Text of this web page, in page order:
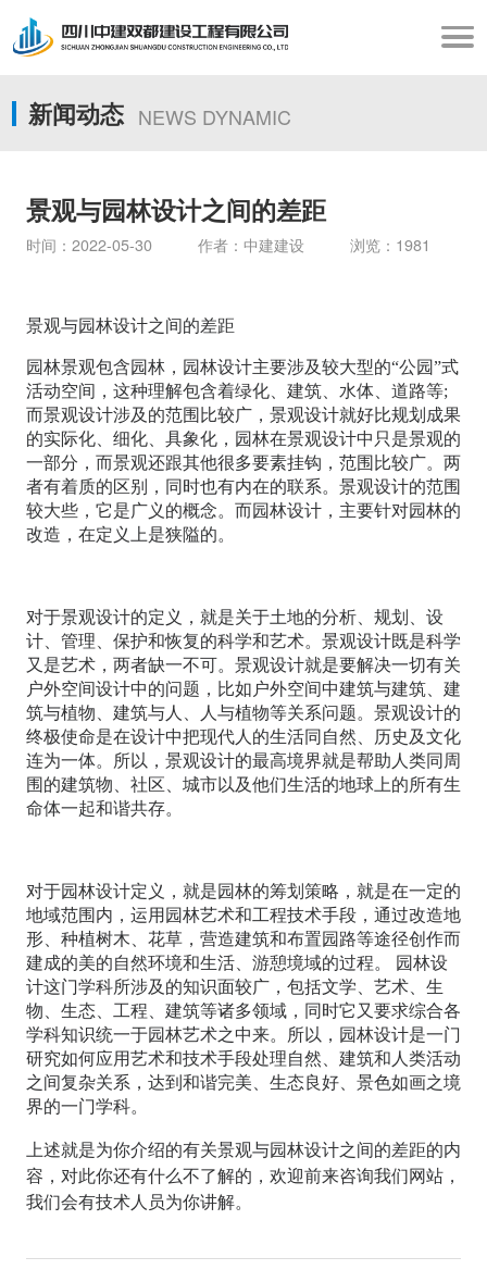
新闻动态 NEWS DYNAMIC
景观与园林设计之间的差距
时间：2022-05-30 作者：中建建设 浏览：1981
景观与园林设计之间的差距
园林景观包含园林，园林设计主要涉及较大型的“公园”式
活动空间，这种理解包含着绿化、建筑、水体、道路等;
而景观设计涉及的范围比较广，景观设计就好比规划成果
的实际化、细化、具象化，园林在景观设计中只是景观的
一部分，而景观还跟其他很多要素挂钩，范围比较广。两
者有着质的区别，同时也有内在的联系。景观设计的范围
较大些，它是广义的概念。而园林设计，主要针对园林的
改造，在定义上是狭隘的。
对于景观设计的定义，就是关于土地的分析、规划、设
计、管理、保护和恢复的科学和艺术。景观设计既是科学
又是艺术，两者缺一不可。景观设计就是要解决一切有关
户外空间设计中的问题，比如户外空间中建筑与建筑、建
筑与植物、建筑与人、人与植物等关系问题。景观设计的
终极使命是在设计中把现代人的生活同自然、历史及文化
连为一体。所以，景观设计的最高境界就是帮助人类同周
围的建筑物、社区、城市以及他们生活的地球上的所有生
命体一起和谐共存。
对于园林设计定义，就是园林的筹划策略，就是在一定的
地域范围内，运用园林艺术和工程技术手段，通过改造地
形、种植树木、花草，营造建筑和布置园路等途径创作而
建成的美的自然环境和生活、游憩境域的过程。 园林设
计这门学科所涉及的知识面较广，包括文学、艺术、生
物、生态、工程、建筑等诸多领域，同时它又要求综合各
学科知识统一于园林艺术之中来。所以，园林设计是一门
研究如何应用艺术和技术手段处理自然、建筑和人类活动
之间复杂关系，达到和谐完美、生态良好、景色如画之境
界的一门学科。
上述就是为你介绍的有关景观与园林设计之间的差距的内
容，对此你还有什么不了解的，欢迎前来咨询我们网站，
我们会有技术人员为你讲解。